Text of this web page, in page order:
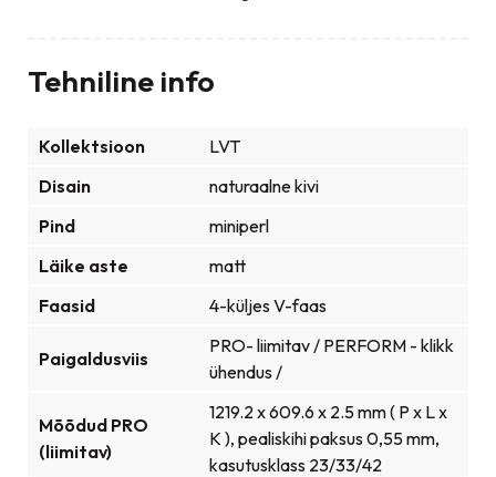
Tehniline info
Kollektsioon
LVT
Disain
naturaalne kivi
Pind
miniperl
Läike aste
matt
Faasid
4-küljes V-faas
Paigaldusviis
PRO- liimitav / PERFORM - klikk
ühendus /
Mõõdud PRO
(liimitav)
1219.2 x 609.6 x 2.5 mm ( P x L x
K ), pealiskihi paksus 0,55 mm,
kasutusklass 23/33/42